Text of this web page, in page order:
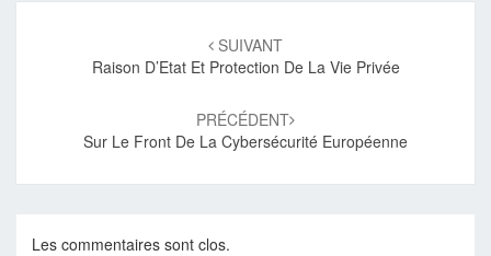
d'article
SUIVANT
Raison D’Etat Et Protection De La Vie Privée
PRÉCÉDENT
Sur Le Front De La Cybersécurité Européenne
Les commentaires sont clos.